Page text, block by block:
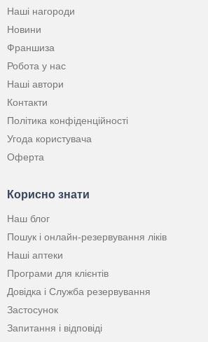
Наші нагороди
Новини
Франшиза
Робота у нас
Наші автори
Контакти
Політика конфіденційності
Угода користувача
Оферта
Корисно знати
Наш блог
Пошук і онлайн-резервування ліків
Наші аптеки
Програми для клієнтів
Довідка і Служба резервування
Застосунок
Запитання і відповіді